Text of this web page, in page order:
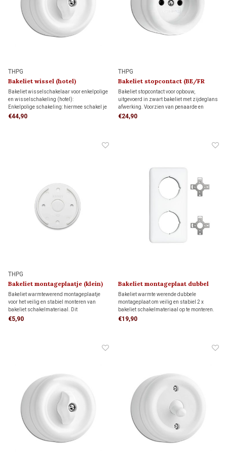
THPG
Bakeliet wissel (hotel)
schakelaar 1930
Bakeliet wisselschakelaar voor enkelpolige
en wisselschakeling (hotel):
Enkelpolige schakeling: hiermee schakel je
een lamp vanaf één schakelaar aan en uit.
€44,90
THPG
Bakeliet stopcontact (BE/FR
kindveilig) 1930
Bakeliet stopcontact voor opbouw,
uitgevoerd in zwart bakeliet met zijdeglans
afwerking. Voorzien van penaarde en
kinderbeveiliging. Geschikt voor bedrading
€24,90
THPG
Bakeliet montageplaatje (klein)
1930
Bakeliet warmtewerend montageplaatje
voor het veilig en stabiel monteren van
bakeliet schakelmateriaal. Dit
montageplaatje is uitsluitend geschikt voor
€5,90
Bakeliet montageplaat dubbel
1930
Bakeliet warmte werende dubbele
montageplaat om veilig en stabiel 2 x
bakeliet schakelmateriaal op te monteren.
Deze montageplaat past door de
€19,90